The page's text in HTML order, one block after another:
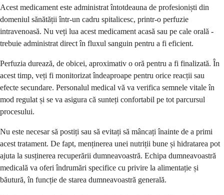
Acest medicament este administrat întotdeauna de profesioniști din
domeniul sănătății într-un cadru spitalicesc, printr-o perfuzie
intravenoasă. Nu veți lua acest medicament acasă sau pe cale orală -
trebuie administrat direct în fluxul sanguin pentru a fi eficient.
Perfuzia durează, de obicei, aproximativ o oră pentru a fi finalizată. În
acest timp, veți fi monitorizat îndeaproape pentru orice reacții sau
efecte secundare. Personalul medical vă va verifica semnele vitale în
mod regulat și se va asigura că sunteți confortabil pe tot parcursul
procesului.
Nu este necesar să postiți sau să evitați să mâncați înainte de a primi
acest tratament. De fapt, menținerea unei nutriții bune și hidratarea pot
ajuta la susținerea recuperării dumneavoastră. Echipa dumneavoastră
medicală va oferi îndrumări specifice cu privire la alimentație și
băutură, în funcție de starea dumneavoastră generală.